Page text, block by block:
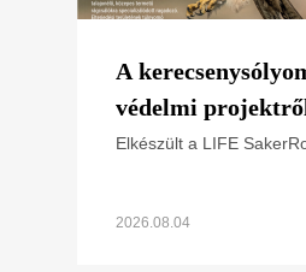
A
védelmi
képekben
Elkészült a LIFE
főbb tevékenységeit
2026.08.04